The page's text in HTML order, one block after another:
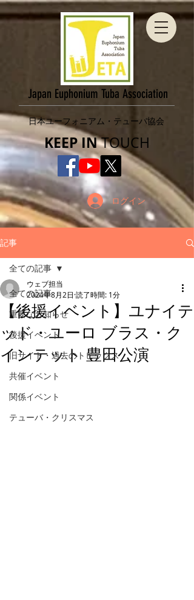
​Japan Euphonium Tuba Association
​日本ユーフォニアム・テューバ協会
KEEP INTOUCH​
ログイン
記事
全ての記事
重要なお知らせ
後援イベント
旧サイト・過去のトピックス
共催イベント
関係イベント
テューバ・クリスマス
全ての記事
【後援イベント】ユナイテ
ッド・ユーロ ブラス・ク
インテット 豊田公演
ウェブ担当
2024年8月2日 読了時間: 1分